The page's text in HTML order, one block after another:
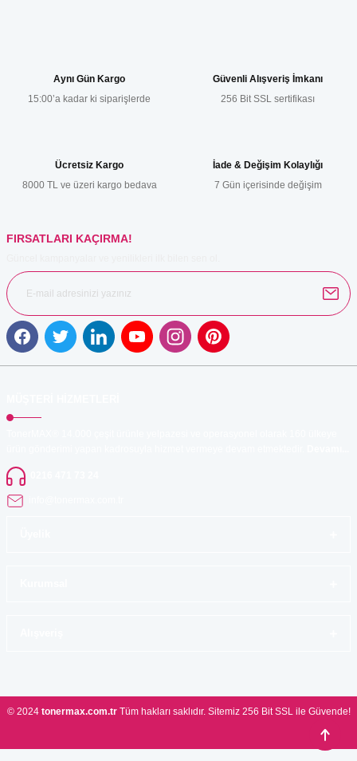
Ürün resmi kalitesiz, bozuk veya görüntülenemiyor.
Ürün fiyatı diğer sitelerden daha pahalı.
Aynı Gün Kargo
15:00’a kadar ki siparişlerde
Güvenli Alışveriş İmkanı
256 Bit SSL sertifikası
Ücretsiz Kargo
8000 TL ve üzeri kargo bedava
İade & Değişim Kolaylığı
7 Gün içerisinde değişim
FIRSATLARI KAÇIRMA!
© 2024 tonermax.com.trTüm hakları saklıdır. Sitemiz 256 Bit SSL ile Güvende!